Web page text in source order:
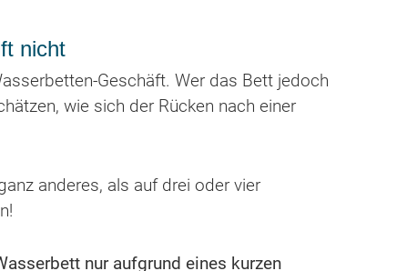
nicht
Geschäft. Wer das Bett jedoch
wie sich der Rücken nach einer
anderes, als auf drei oder vier
nur aufgrund eines kurzen